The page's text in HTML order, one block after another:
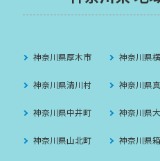
神奈川県厚木市 神奈川県
神奈川県清川村 神奈川県
神奈川県中井町 神奈川県
神奈川県山北町 神奈川県